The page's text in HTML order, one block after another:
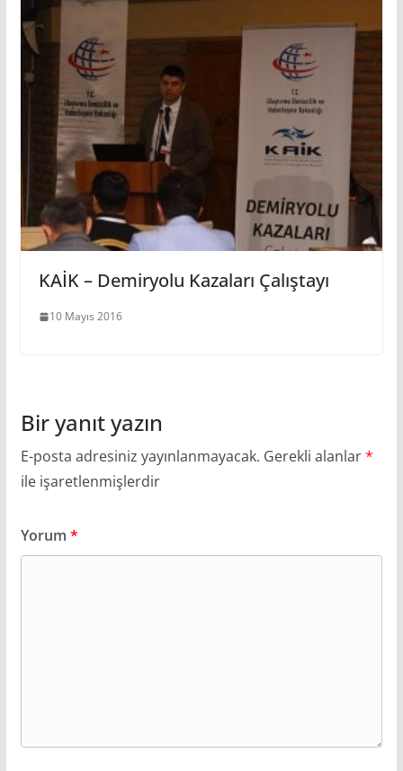
KAİK – Demiryolu Kazaları Çalıştayı
10 Mayıs 2016
Bir yanıt yazın
E-posta adresiniz yayınlanmayacak. Gerekli alanlar*
ile işaretlenmişlerdir
Yorum *